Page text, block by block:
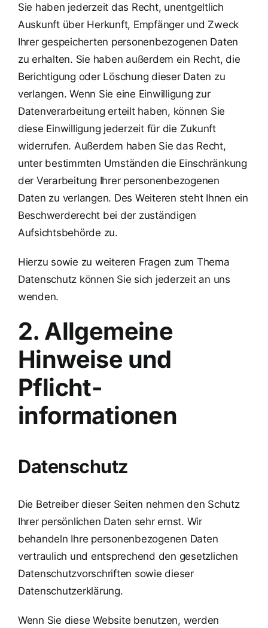
Sie haben jederzeit das Recht, unentgeltlich
Auskunft über Herkunft, Empfänger und Zweck
Ihrer gespeicherten personenbezogenen Daten
zu erhalten. Sie haben außerdem ein Recht, die
Berichtigung oder Löschung dieser Daten zu
verlangen. Wenn Sie eine Einwilligung zur
Datenverarbeitung erteilt haben, können Sie
diese Einwilligung jederzeit für die Zukunft
widerrufen. Außerdem haben Sie das Recht,
unter bestimmten Umständen die Einschränkung
der Verarbeitung Ihrer personenbezogenen
Daten zu verlangen. Des Weiteren steht Ihnen ein
Beschwerderecht bei der zuständigen
Aufsichtsbehörde zu.
Hierzu sowie zu weiteren Fragen zum Thema
Datenschutz können Sie sich jederzeit an uns
wenden.
2. Allgemeine
Hinweise und
Pflicht­
informationen
Datenschutz
Die Betreiber dieser Seiten nehmen den Schutz
Ihrer persönlichen Daten sehr ernst. Wir
behandeln Ihre personenbezogenen Daten
vertraulich und entsprechend den gesetzlichen
Datenschutzvorschriften sowie dieser
Datenschutzerklärung.
Wenn Sie diese Website benutzen, werden